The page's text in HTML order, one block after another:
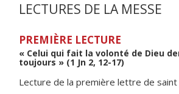
LECTURES DE LA MESSE
PREMIÈRE LECTURE
« Celui qui fait la volonté de Dieu
toujours » (1 Jn 2, 12-17)
Lecture de la première lettre de saint